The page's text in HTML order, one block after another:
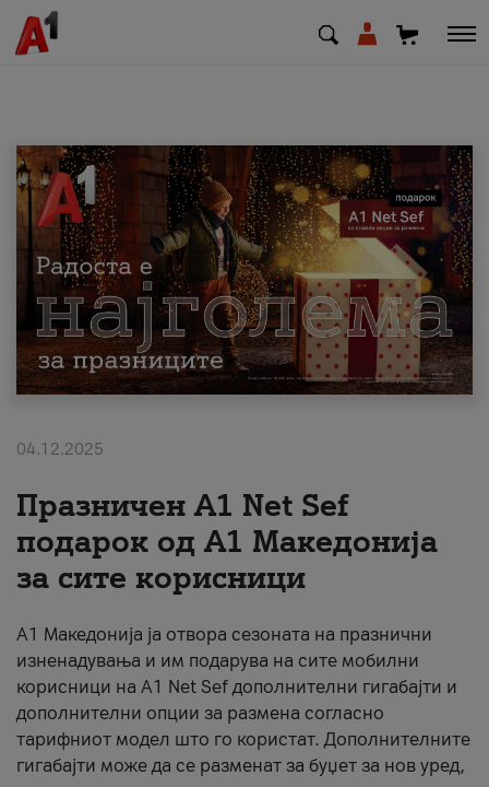
МК EN SQ
Приватни Деловни
Поддршка
Надополни кредит
За нас
#ПодобарОнлајн
04.12.2025
Празничен A1 Net Sеf
подарок од А1 Македонија
за сите корисници
А1 Македонија ја отвора сезоната на празнични
изненадувања и им подарува на сите мобилни
корисници на A1 Net Sef дополнителни гигабајти и
дополнителни опции за размена согласно
тарифниот модел што го користат. Дополнителните
гигабајти може да се разменат за буџет за нов уред,